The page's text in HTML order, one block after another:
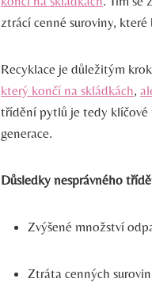
ztrácí cenné suroviny,
Recyklace je důležitým
který končí na skládkách,
třídění pytlů je tedy klíčové
generace.
Důsledky nesprávného
Zvýšené množství
Ztráta cenných surovin